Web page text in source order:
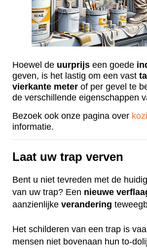
Hoewel de uurprijs een goede
geven, is het lastig om een vast
vierkante meter of per gevel te
de verschillende eigenschappen
Bezoek ook onze pagina over
informatie.
Laat uw trap verven
Bent u niet tevreden met de
van uw trap? Een nieuwe
aanzienlijke verandering
Het schilderen van een trap is
mensen niet bovenaan hun to-